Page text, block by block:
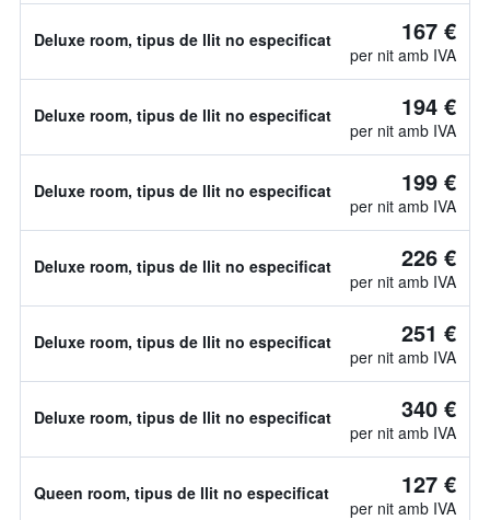
Deluxe room, tipus de llit no especificat 167 €
per nit amb IVA
Deluxe room, tipus de llit no especificat 194 €
per nit amb IVA
Deluxe room, tipus de llit no especificat 199 €
per nit amb IVA
Deluxe room, tipus de llit no especificat 226 €
per nit amb IVA
Deluxe room, tipus de llit no especificat 251 €
per nit amb IVA
Deluxe room, tipus de llit no especificat 340 €
per nit amb IVA
Queen room, tipus de llit no especificat 127 €
per nit amb IVA